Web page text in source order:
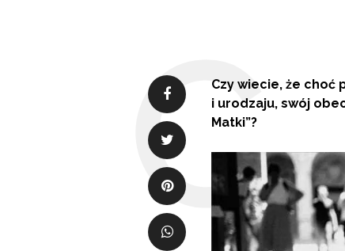
Czy wiecie, że choć
i urodzaju, swój
Matki”?